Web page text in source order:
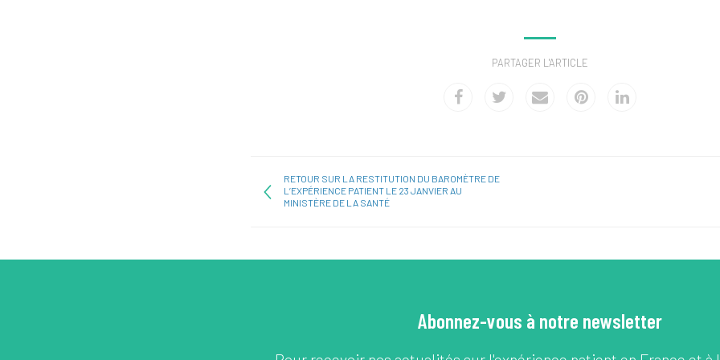
PARTAGER L'ARTICLE
RETOUR SUR LA RESTITUTION DU BAROMÈTRE DE
L’EXPÉRIENCE PATIENT LE 23 JANVIER AU
MINISTÈRE DE LA SANTÉ
Abonnez-vous à notre newsletter